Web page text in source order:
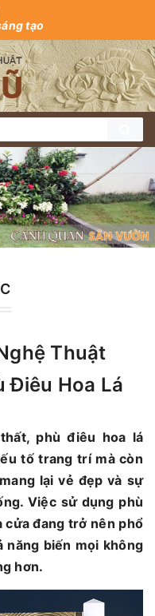
tạo
Thuật
Điêu Hoa Lá
phù điêu hoa lá
tố trang trí mà còn
lại vẻ đẹp và sự
Việc sử dụng phù
đang trở nên phổ
năng biến mọi không
hơn.